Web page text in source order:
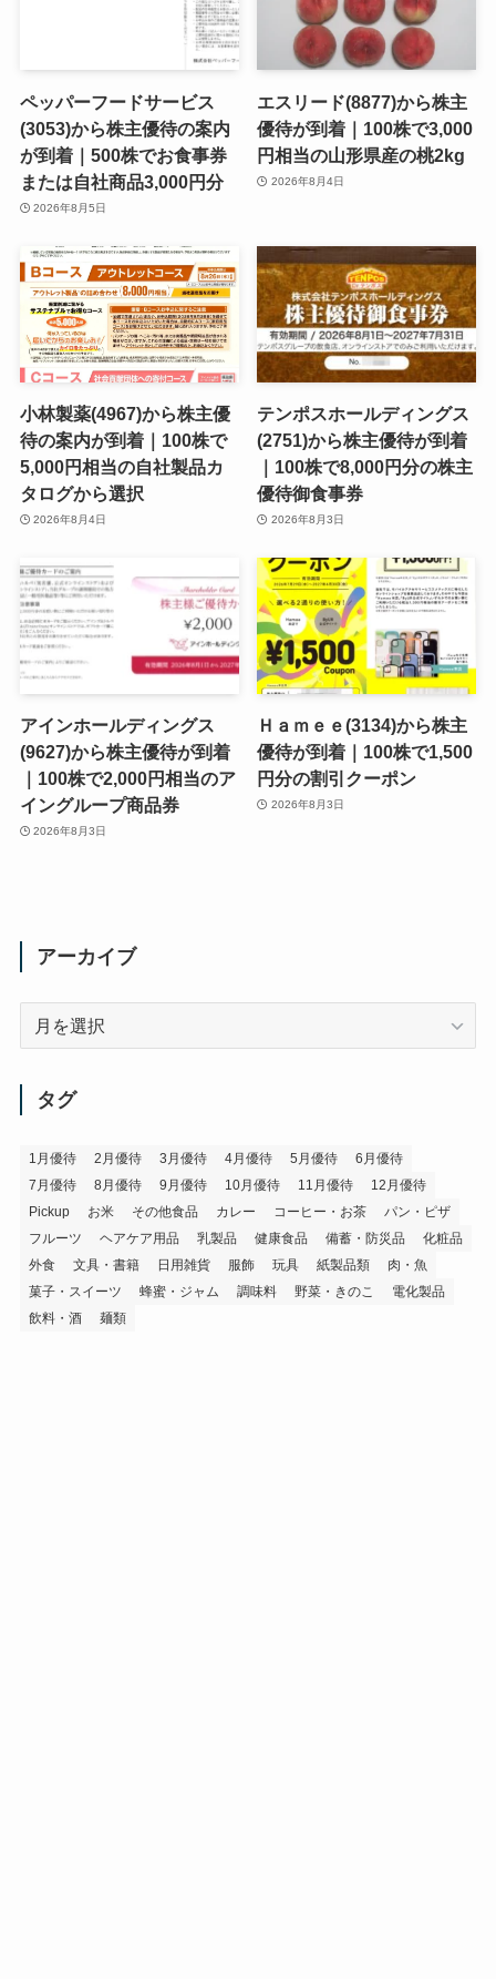
ペッパーフードサービス
(3053)から株主優待の案内
が到着｜500株でお食事券
または自社商品3,000円分
2026年8月5日
エスリード(8877)から株主
優待が到着｜100株で3,000
円相当の山形県産の桃2kg
2026年8月4日
小林製薬(4967)から株主優
待の案内が到着｜100株で
5,000円相当の自社製品カ
タログから選択
2026年8月4日
テンポスホールディングス
(2751)から株主優待が到着
｜100株で8,000円分の株主
優待御食事券
2026年8月3日
アインホールディングス
(9627)から株主優待が到着
｜100株で2,000円相当のア
イングループ商品券
2026年8月3日
Ｈａｍｅｅ(3134)から株主
優待が到着｜100株で1,500
円分の割引クーポン
2026年8月3日
アーカイブ
タグ
1月優待 2月優待 3月優待 4月優待 5月優待
6月優待
7月優待
8月優待 9月優待 10月優待 11月優待
12月優待
Pickup
お米 その他食品 カレー コーヒー・お茶
パン・ピザ
フルーツ
ヘアケア用品 乳製品 健康食品 備蓄・防災品
化粧品
外食
文具・書籍 日用雑貨 服飾 玩具 紙製品類
肉・魚
菓子・スイーツ
蜂蜜・ジャム 調味料 野菜・きのこ
電化製品
飲料・酒
麺類